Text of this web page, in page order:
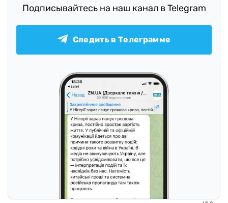
Подписывайтесь на наш канал в Telegram
Следить в Телеграмме